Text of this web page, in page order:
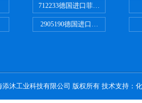
712233德国进口菲尼克斯断路器
2905190德国进口菲尼克斯继电器
沐工业科技有限公司 版权所有 技术支持：